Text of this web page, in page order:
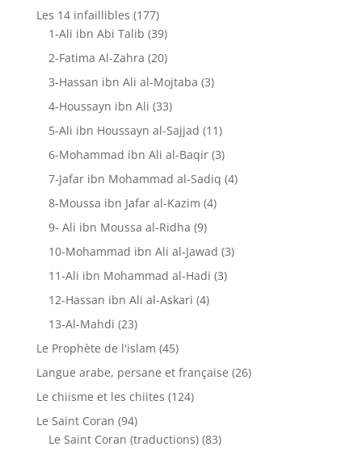
Les 14 infaillibles (177)
1-Ali ibn Abi Talib (39)
2-Fatima Al-Zahra (20)
3-Hassan ibn Ali al-Mojtaba (3)
4-Houssayn ibn Ali (33)
5-Ali ibn Houssayn al-Sajjad (11)
6-Mohammad ibn Ali al-Baqir (3)
7-Jafar ibn Mohammad al-Sadiq (4)
8-Moussa ibn Jafar al-Kazim (4)
9- Ali ibn Moussa al-Ridha (9)
10-Mohammad ibn Ali al-Jawad (3)
11-Ali ibn Mohammad al-Hadi (3)
12-Hassan ibn Ali al-Askari (4)
13-Al-Mahdi (23)
Le Prophète de l'islam (45)
Langue arabe, persane et française (26)
Le chiisme et les chiites (124)
Le Saint Coran (94)
Le Saint Coran (traductions) (83)